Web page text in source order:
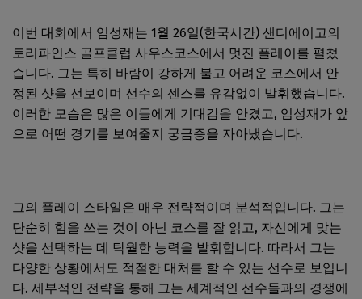
이번 대회에서 임성재는 1월 26일(한국시간) 샌디에이고의
토리파인스 골프클럽 사우스코스에서 멋진 플레이를 펼쳤
습니다. 그는 특히 바람이 강하게 불고 어려운 코스에서 안
정된 샷을 선보이며 선수의 센스를 유감없이 발휘했습니다.
이러한 모습은 많은 이들에게 기대감을 안겼고, 임성재가 앞
으로 어떤 경기를 보여줄지 궁금증을 자아냈습니다.
그의 플레이 스타일은 매우 전략적이며 분석적입니다. 그는
단순히 힘을 쓰는 것이 아닌 코스를 잘 읽고, 자신에게 맞는
샷을 선택하는 데 탁월한 능력을 발휘합니다. 따라서 그는
다양한 상황에서도 적절한 대처를 할 수 있는 선수로 보입니
다. 세부적인 전략을 통해 그는 세계적인 선수들과의 경쟁에